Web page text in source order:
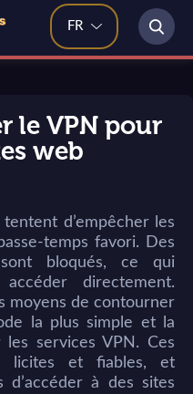
FR
le VPN pour
web
d’empêcher les
temps favori. Des
bloqués, ce qui
directement.
moyens de contourner
la plus simple et la
services VPN. Ces
licites et fiables, et
d’accéder à des sites